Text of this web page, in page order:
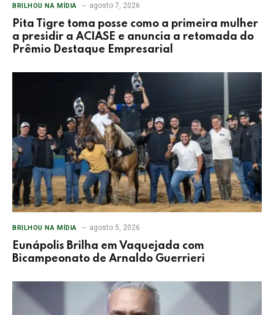
BRILHOU NA MÍDIA agosto 7, 2026
Pita Tigre toma posse como a primeira mulher
a presidir a ACIASE e anuncia a retomada do
Prêmio Destaque Empresarial
BRILHOU NA MÍDIA agosto 5, 2026
Eunápolis Brilha em Vaquejada com
Bicampeonato de Arnaldo Guerrieri